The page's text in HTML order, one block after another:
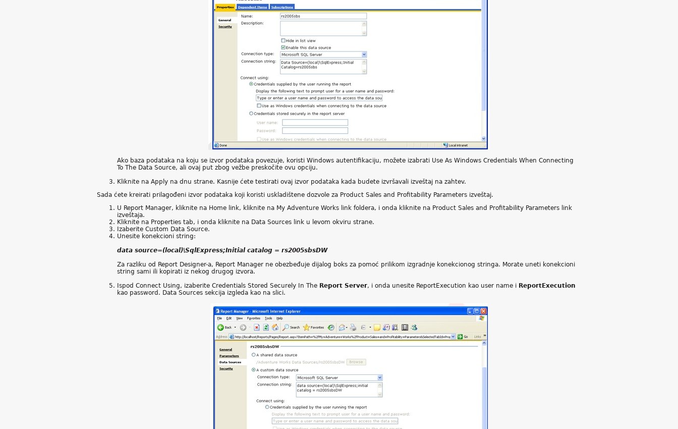
Ako baza podataka na koju se izvor podataka povezuje, koristi Windows autentifikaciju, možete izabrati Use As Windows Credentials When Connecting
To The Data Source, ali ovaj put zbog vežbe preskočite ovu opciju.
Kliknite na Apply na dnu strane. Kasnije ćete testirati ovaj izvor podataka kada budete izvršavali izveštaj na zahtev.
Sada ćete kreirati prilagođeni izvor podataka koji koristi uskladištene dozvole za Product Sales and Profitability Parameters izveštaj.
U Report Manager, kliknite na Home link, kliknite na My Adventure Works link foldera, i onda kliknite na Product Sales and Profitability Parameters link
izveštaja.
Kliknite na Properties tab, i onda kliknite na Data Sources link u levom okviru strane.
Izaberite Custom Data Source.
Unesite konekcioni string:
data source=(local)\SqlExpress;Initial catalog = rs2005sbsDW
Za razliku od Report Designer-a, Report Manager ne obezbeđuje dijalog boks za pomoć prilikom izgradnje konekcionog stringa. Morate uneti konekcioni
string sami ili kopirati iz nekog drugog izvora.
Ispod Connect Using, izaberite Credentials Stored Securely In The Report Server, i onda unesite ReportExecution kao user name i ReportExecution
kao password. Data Sources sekcija izgleda kao na slici.